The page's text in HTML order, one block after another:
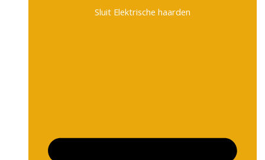
Sluit Elektrische haarden